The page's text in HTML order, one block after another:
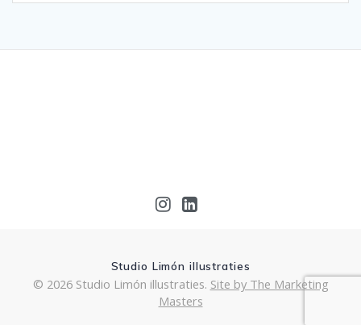
Studio Limón illustraties
© 2026 Studio Limón illustraties. Site by The Marketing
Masters